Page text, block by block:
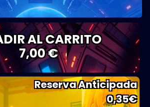
AL CARRITO
7,00 €
Reserva Anticipada
0,35€